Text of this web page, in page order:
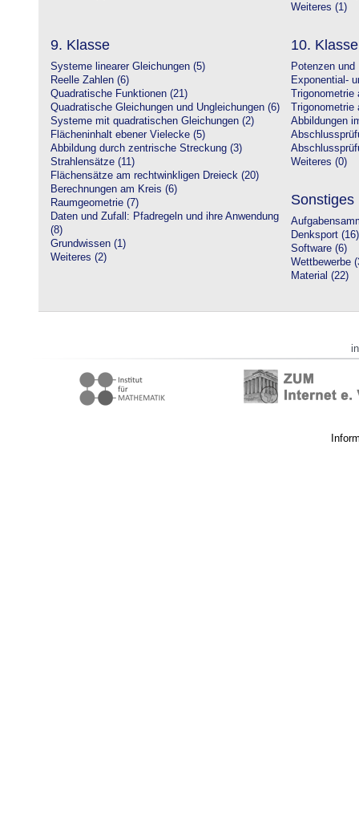
Weiteres (1)
9. Klasse
Systeme linearer Gleichungen (5)
Reelle Zahlen (6)
Quadratische Funktionen (21)
Quadratische Gleichungen und Ungleichungen (6)
Systeme mit quadratischen Gleichungen (2)
Flächeninhalt ebener Vielecke (5)
Abbildung durch zentrische Streckung (3)
Strahlensätze (11)
Flächensätze am rechtwinkligen Dreieck (20)
Berechnungen am Kreis (6)
Raumgeometrie (7)
Daten und Zufall: Pfadregeln und ihre Anwendung
(8)
Grundwissen (1)
Weiteres (2)
10. Klasse
Potenzen
Exponential-
Abbildungen
Weiteres (0)
Sonstiges
Denksport (16)
Software (6)
Wettbewerbe
Material (22)